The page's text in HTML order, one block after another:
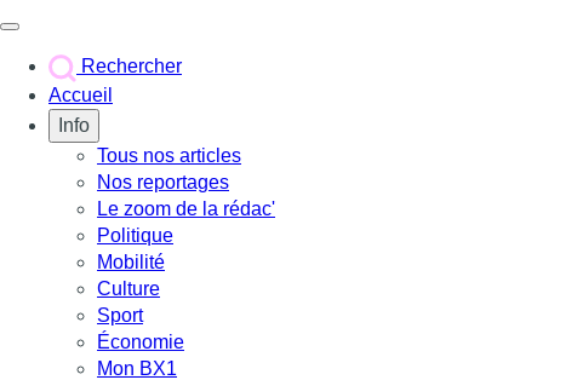
Rechercher
Accueil
Info
Tous nos articles
Nos reportages
Le zoom de la rédac'
Politique
Mobilité
Culture
Sport
Économie
Mon BX1